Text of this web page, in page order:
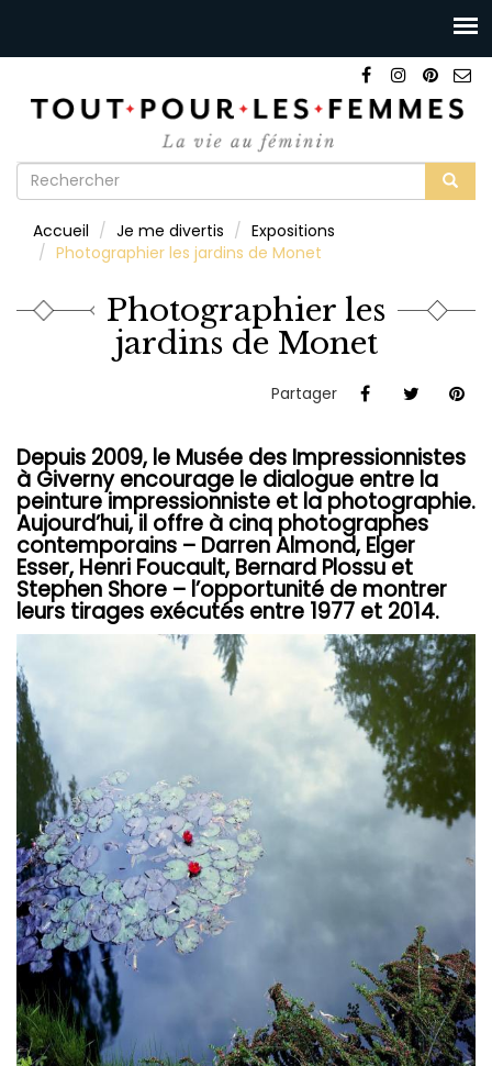
Formulaire
recherche
Accueil Je me divertis
Expositions
Photographier les jardins de Monet
Photographier les
jardins de Monet
Partager
Depuis 2009, le Musée des Impressionnistes
à Giverny encourage le dialogue entre la
peinture impressionniste et la photographie.
Aujourd’hui, il offre à cinq photographes
contemporains – Darren Almond, Elger
Esser, Henri Foucault, Bernard Plossu et
Stephen Shore – l’opportunité de montrer
leurs tirages exécutés entre 1977 et 2014.